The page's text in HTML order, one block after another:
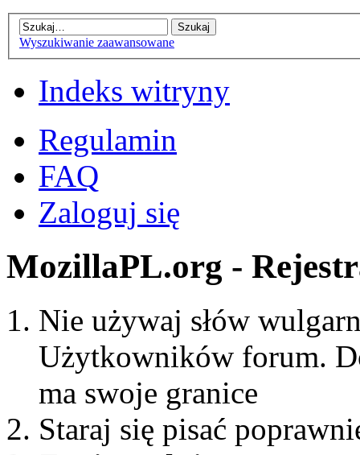
Wyszukiwanie zaawansowane
Indeks witryny
Regulamin
FAQ
Zaloguj się
MozillaPL.org -
Nie używaj słów
Użytkowników forum.
ma swoje granice
Staraj się pisać